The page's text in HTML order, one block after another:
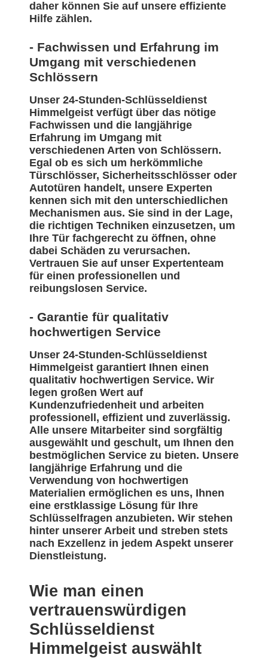
daher können Sie auf unsere effiziente
Hilfe zählen.
- Fachwissen und Erfahrung im
Umgang mit verschiedenen
Schlössern
Unser 24-Stunden-Schlüsseldienst
Himmelgeist verfügt über das nötige
Fachwissen und die langjährige
Erfahrung im Umgang mit
verschiedenen Arten von Schlössern.
Egal ob es sich um herkömmliche
Türschlösser, Sicherheitsschlösser oder
Autotüren handelt, unsere Experten
kennen sich mit den unterschiedlichen
Mechanismen aus. Sie sind in der Lage,
die richtigen Techniken einzusetzen, um
Ihre Tür fachgerecht zu öffnen, ohne
dabei Schäden zu verursachen.
Vertrauen Sie auf unser Expertenteam
für einen professionellen und
reibungslosen Service.
- Garantie für qualitativ
hochwertigen Service
Unser 24-Stunden-Schlüsseldienst
Himmelgeist garantiert Ihnen einen
qualitativ hochwertigen Service. Wir
legen großen Wert auf
Kundenzufriedenheit und arbeiten
professionell, effizient und zuverlässig.
Alle unsere Mitarbeiter sind sorgfältig
ausgewählt und geschult, um Ihnen den
bestmöglichen Service zu bieten. Unsere
langjährige Erfahrung und die
Verwendung von hochwertigen
Materialien ermöglichen es uns, Ihnen
eine erstklassige Lösung für Ihre
Schlüsselfragen anzubieten. Wir stehen
hinter unserer Arbeit und streben stets
nach Exzellenz in jedem Aspekt unserer
Dienstleistung.
Wie man einen
vertrauenswürdigen
Schlüsseldienst
Himmelgeist auswählt